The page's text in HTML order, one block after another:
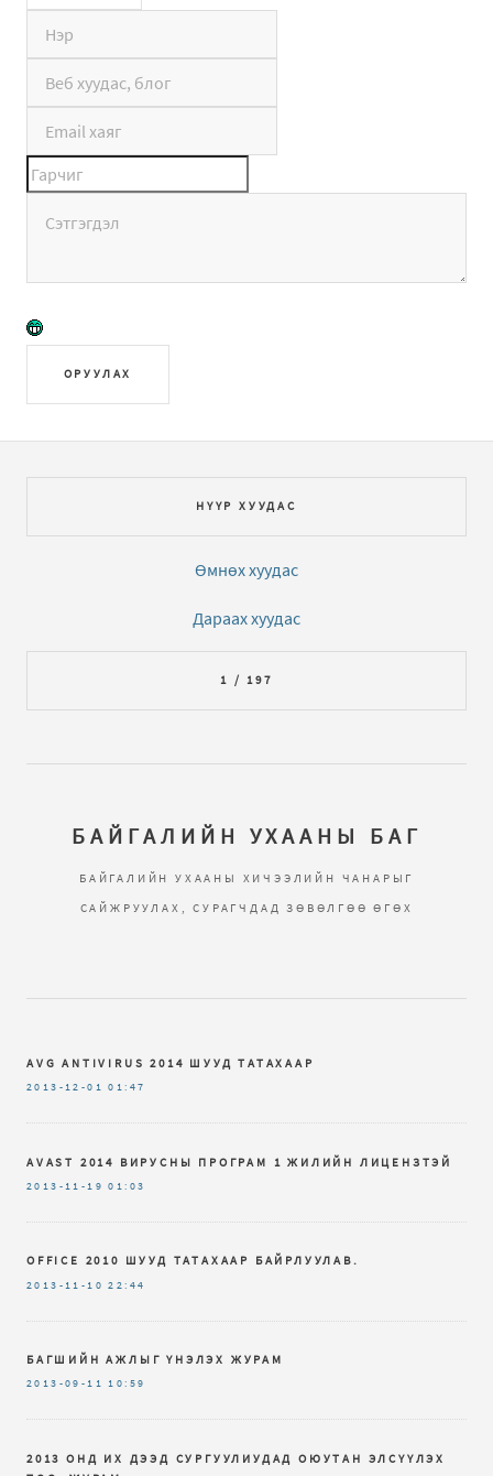
ОРУУЛАХ
НҮҮР ХУУДАС
Өмнөх хуудас
Дараах хуудас
1 / 197
БАЙГАЛИЙН УХААНЫ БАГ
БАЙГАЛИЙН УХААНЫ ХИЧЭЭЛИЙН ЧАНАРЫГ
САЙЖРУУЛАХ, СУРАГЧДАД ЗӨВӨЛГӨӨ ӨГӨХ
AVG ANTIVIRUS 2014 ШУУД ТАТАХААР
2013-12-01 01:47
AVAST 2014 ВИРУСНЫ ПРОГРАМ 1 ЖИЛИЙН ЛИЦЕНЗТЭЙ
2013-11-19 01:03
OFFICE 2010 ШУУД ТАТАХААР БАЙРЛУУЛАВ.
2013-11-10 22:44
БАГШИЙН АЖЛЫГ ҮНЭЛЭХ ЖУРАМ
2013-09-11 10:59
2013 ОНД ИХ ДЭЭД СУРГУУЛИУДАД ОЮУТАН ЭЛСҮҮЛЭХ